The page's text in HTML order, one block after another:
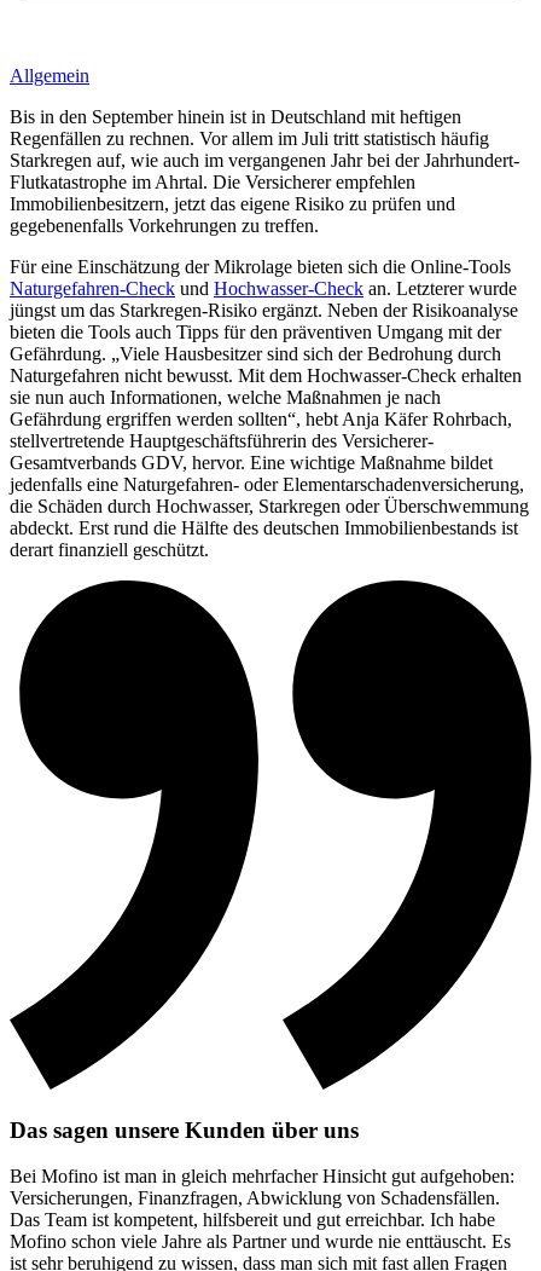
Allgemein
Bis in den September hinein ist in Deutschland mit heftigen
Regenfällen zu rechnen. Vor allem im Juli tritt statistisch häufig
Starkregen auf, wie auch im vergangenen Jahr bei der Jahrhundert-
Flutkatastrophe im Ahrtal. Die Versicherer empfehlen
Immobilienbesitzern, jetzt das eigene Risiko zu prüfen und
gegebenenfalls Vorkehrungen zu treffen.
Für eine Einschätzung der Mikrolage bieten sich die Online-Tools
Naturgefahren-Check und Hochwasser-Check an. Letzterer wurde
jüngst um das Starkregen-Risiko ergänzt. Neben der Risikoanalyse
bieten die Tools auch Tipps für den präventiven Umgang mit der
Gefährdung. „Viele Hausbesitzer sind sich der Bedrohung durch
Naturgefahren nicht bewusst. Mit dem Hochwasser-Check erhalten
sie nun auch Informationen, welche Maßnahmen je nach
Gefährdung ergriffen werden sollten“, hebt Anja Käfer Rohrbach,
stellvertretende Hauptgeschäftsführerin des Versicherer-
Gesamtverbands GDV, hervor. Eine wichtige Maßnahme bildet
jedenfalls eine Naturgefahren- oder Elementarschadenversicherung,
die Schäden durch Hochwasser, Starkregen oder Überschwemmung
abdeckt. Erst rund die Hälfte des deutschen Immobilienbestands ist
derart finanziell geschützt.
Das sagen unsere Kunden über uns
Bei Mofino ist man in gleich mehrfacher Hinsicht gut aufgehoben:
Versicherungen, Finanzfragen, Abwicklung von Schadensfällen.
Das Team ist kompetent, hilfsbereit und gut erreichbar. Ich habe
Mofino schon viele Jahre als Partner und wurde nie enttäuscht. Es
ist sehr beruhigend zu wissen, dass man sich mit fast allen Fragen